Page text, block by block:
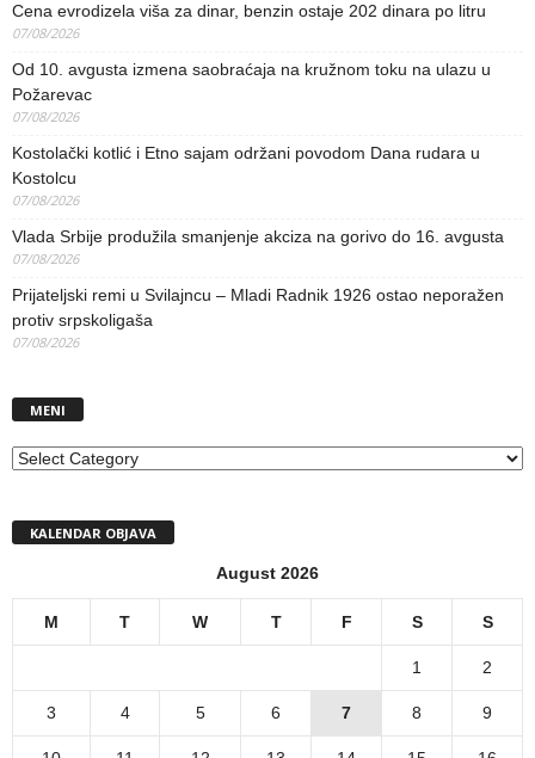
Cena evrodizela viša za dinar, benzin ostaje 202 dinara po litru
07/08/2026
Od 10. avgusta izmena saobraćaja na kružnom toku na ulazu u
Požarevac
07/08/2026
Kostolački kotlić i Etno sajam održani povodom Dana rudara u
Kostolcu
07/08/2026
Vlada Srbije produžila smanjenje akciza na gorivo do 16. avgusta
07/08/2026
Prijateljski remi u Svilajncu – Mladi Radnik 1926 ostao neporažen
protiv srpskoligaša
07/08/2026
MENI
MENI
KALENDAR OBJAVA
August 2026
M T W T F S S
1 2
3 4 5 6 7 8 9